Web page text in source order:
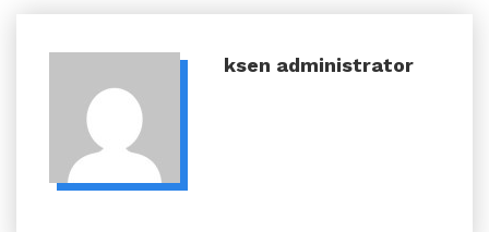
ksen administrator